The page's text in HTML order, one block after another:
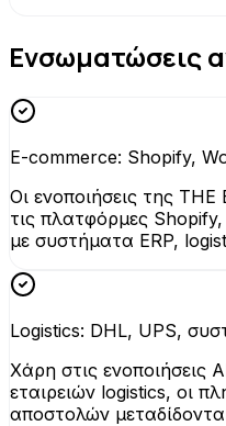
Ενσωματώσεις
E-commerce: Shopify,
Οι ενοποιήσεις της
τις πλατφόρμες
με συστήματα ERP,
Logistics: DHL, UPS,
Χάρη στις ενοποιήσεις
εταιρειών logistics, οι
αποστολών